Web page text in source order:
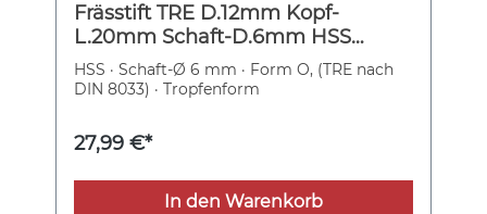
Frässtift TRE D.12mm Kopf-
L.20mm Schaft-D.6mm HSS
Verz.3 PFERD
HSS · Schaft-Ø 6 mm · Form O, (TRE nach
DIN 8033) · Tropfenform
27,99 €*
In den Warenkorb